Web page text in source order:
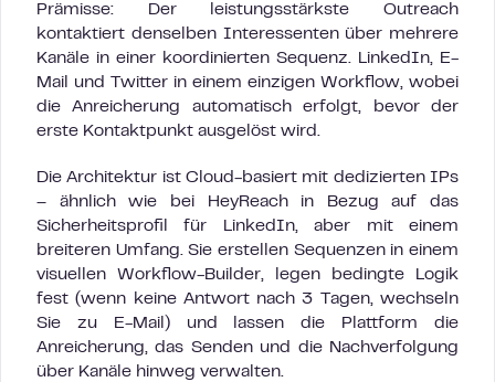
Prämisse: Der leistungsstärkste Outreach
kontaktiert denselben Interessenten über mehrere
Kanäle in einer koordinierten Sequenz. LinkedIn, E-
Mail und Twitter in einem einzigen Workflow, wobei
die Anreicherung automatisch erfolgt, bevor der
erste Kontaktpunkt ausgelöst wird.
Die Architektur ist Cloud-basiert mit dedizierten IPs
– ähnlich wie bei HeyReach in Bezug auf das
Sicherheitsprofil für LinkedIn, aber mit einem
breiteren Umfang. Sie erstellen Sequenzen in einem
visuellen Workflow-Builder, legen bedingte Logik
fest (wenn keine Antwort nach 3 Tagen, wechseln
Sie zu E-Mail) und lassen die Plattform die
Anreicherung, das Senden und die Nachverfolgung
über Kanäle hinweg verwalten.